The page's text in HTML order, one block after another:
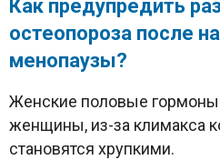
Как предупредить
остеопороза после
менопаузы?
Женские половые
женщины, из-за климакса
становятся хрупкими.